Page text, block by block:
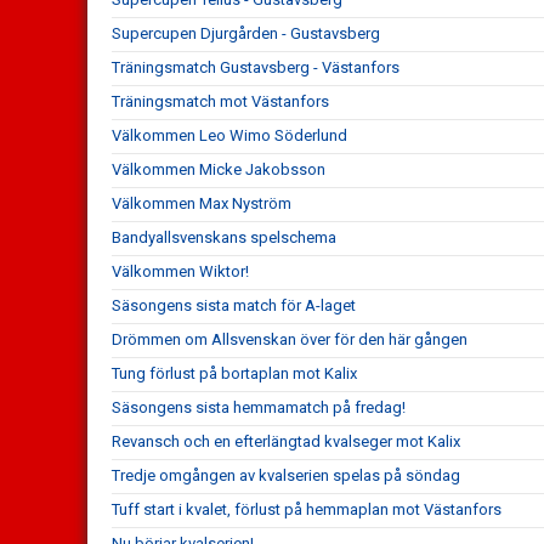
Supercupen Djurgården - Gustavsberg
Träningsmatch Gustavsberg - Västanfors
Träningsmatch mot Västanfors
Välkommen Leo Wimo Söderlund
Välkommen Micke Jakobsson
Välkommen Max Nyström
Bandyallsvenskans spelschema
Välkommen Wiktor!
Säsongens sista match för A-laget
Drömmen om Allsvenskan över för den här gången
Tung förlust på bortaplan mot Kalix
Säsongens sista hemmamatch på fredag!
Revansch och en efterlängtad kvalseger mot Kalix
Tredje omgången av kvalserien spelas på söndag
Tuff start i kvalet, förlust på hemmaplan mot Västanfors